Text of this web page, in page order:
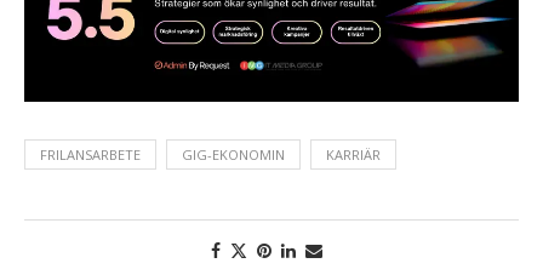
FRILANSARBETE GIG-EKONOMIN KARRIÄR